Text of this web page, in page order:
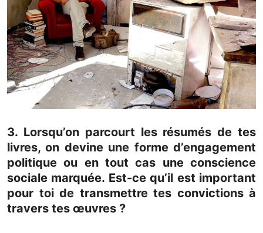
3. Lorsqu’on parcourt les résumés de tes
livres, on devine une forme d’engagement
politique ou en tout cas une conscience
sociale marquée. Est-ce qu’il est important
pour toi de transmettre tes convictions à
travers tes œuvres ?